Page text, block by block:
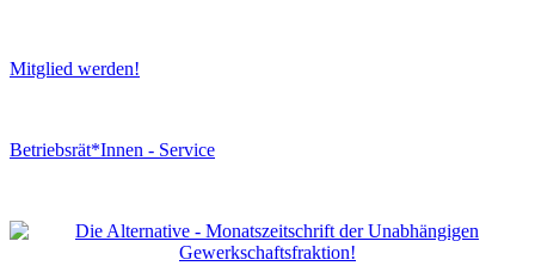
Mitglied werden!
Betriebsrät*Innen - Service